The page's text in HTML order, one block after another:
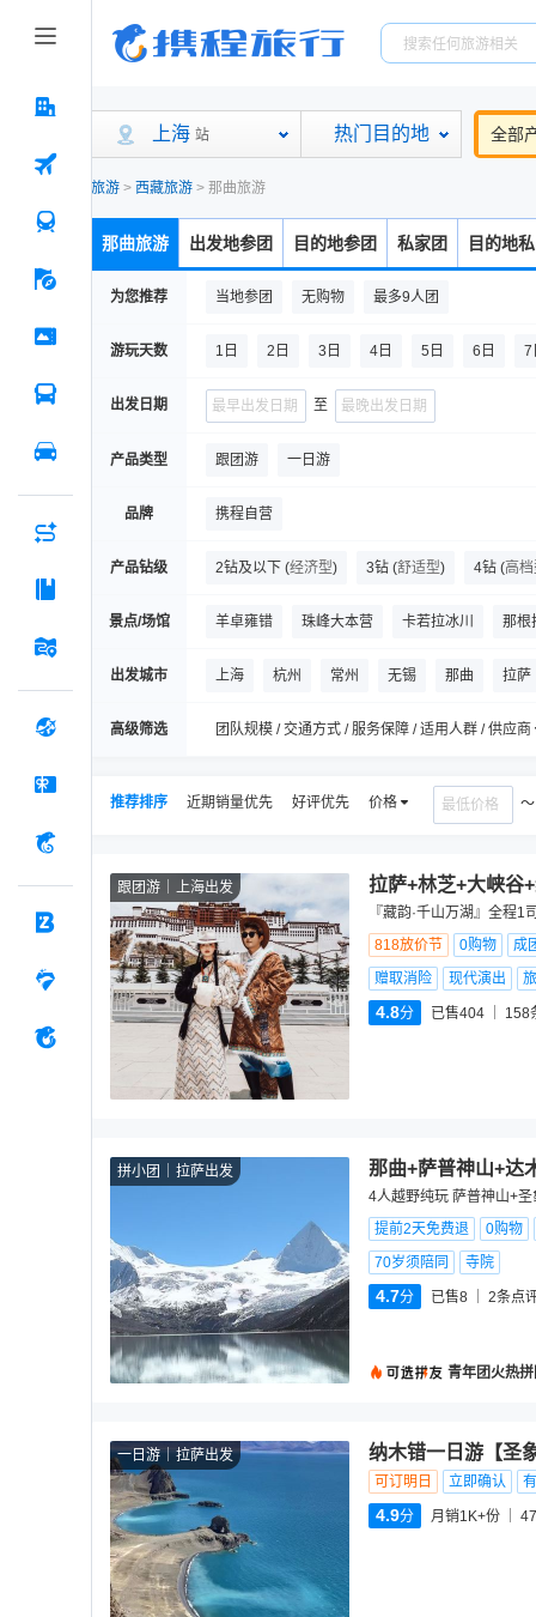
上海 站 热门目的地 全部
旅游 > 西藏旅游 > 那曲旅游
那曲旅游 出发地参团 目的地参团 私家团 目的地
为您推荐 当地参团 无购物 最多9人团
游玩天数 1日 2日 3日 4日 5日 6日 7
15日及以上
出发日期 至
产品类型 跟团游 一日游
品牌 携程自营
产品钻级 2钻及以下 (经济型) 3钻 (舒适型) 4钻 (高
景点/场馆 羊卓雍错 珠峰大本营 卡若拉冰川 那根
嘉措拉山口 色林措 念青唐古拉山 洛子
出发城市 上海 杭州 常州 无锡 那曲 拉萨
高级筛选 团队规模 / 交通方式 / 服务保障 / 适用人群 / 供应商
推荐排序 近期销量优先 好评优先 价格
跟团游 上海出发 拉萨+林芝+大峡谷
『藏韵·千山万湖』全程
818放价节
0购物
成
赠取消险
现代演出
4.8分 已售404 158
拼小团 拉萨出发 那曲+萨普神山+达
4人越野纯玩 萨普神山+
提前2天免费退
0购物
70岁须陪同
寺院
4.7分 已售8 2条点
青年团火热
一日游 拉萨出发 纳木错一日游【圣
可订明日 立即确认
4.9分 月销1K+份